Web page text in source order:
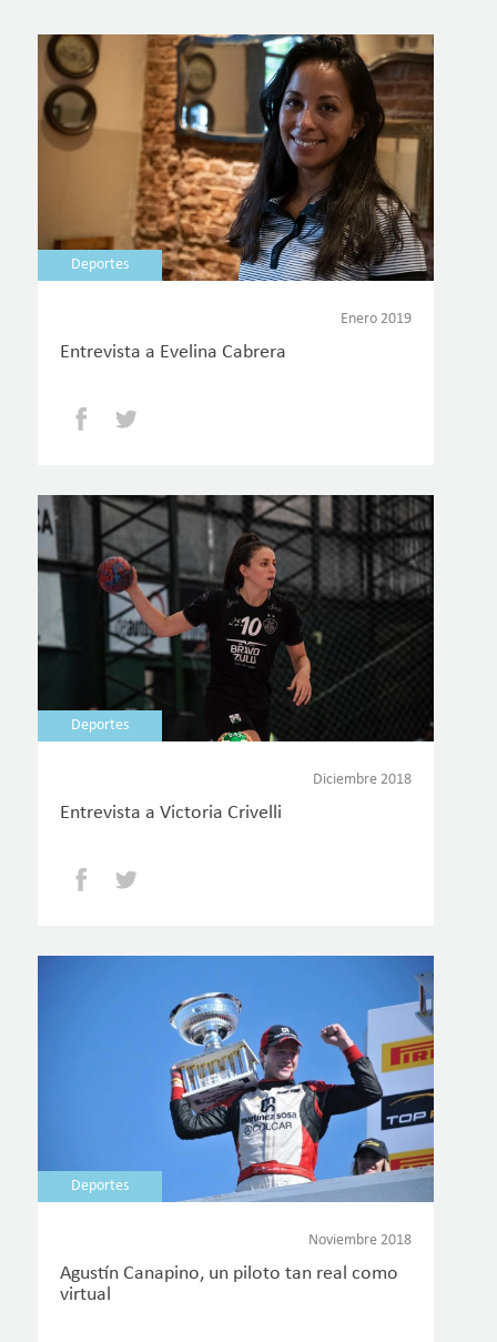
Deportes
Enero 2019
Entrevista a Evelina Cabrera
Facebook
Deportes
Diciembre 2018
Entrevista a Victoria Crivelli
Facebook
Deportes
Noviembre 2018
Agustín Canapino, un piloto tan real como
virtual